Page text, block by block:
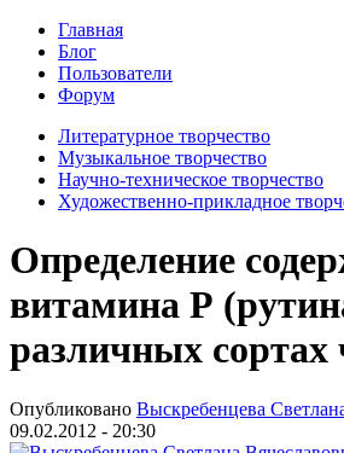
Главная
Блог
Пользователи
Форум
Литературное творчество
Музыкальное творчество
Научно-техническое творчество
Художественно-прикладное
Определение
витамина Р
различных сортах
Опубликовано Выскребенцева
09.02.2012 - 20:30